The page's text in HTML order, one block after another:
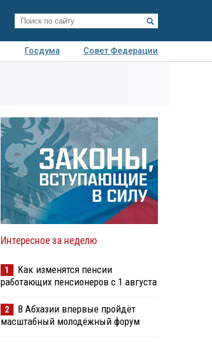
Госдума
Совет Федерации
Интересное за неделю
1
Как изменятся пенсии
работающих пенсионеров с 1 августа
2
В Абхазии впервые пройдёт
масштабный молодёжный форум